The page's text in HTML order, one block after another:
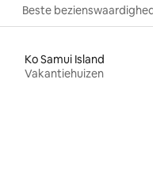
Beste
Ko Samui Island
Vakantiehuizen